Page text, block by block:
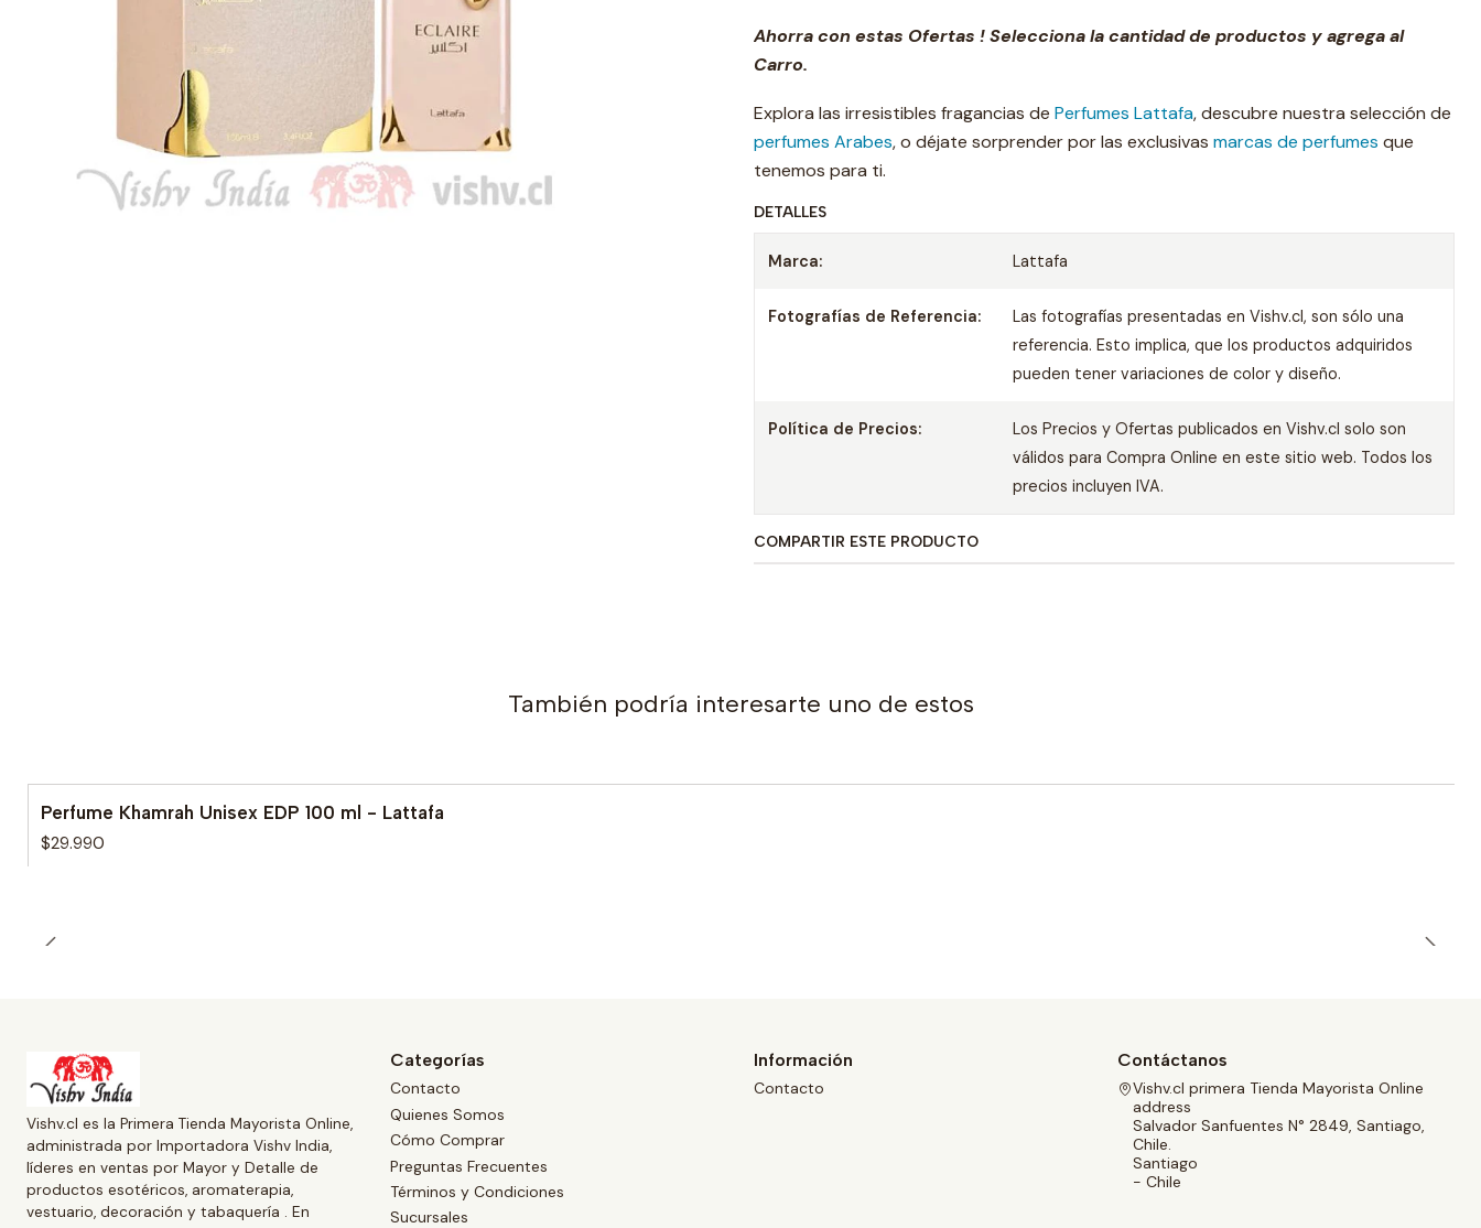
Ahorra con estas Ofertas ! Selecciona la cantidad de productos y agrega al
Carro.
Explora las irresistibles fragancias de Perfumes Lattafa, descubre nuestra selección de
perfumes Arabes, o déjate sorprender por las exclusivas marcas de perfumes que
tenemos para ti.
DETALLES
Marca: Lattafa
Fotografías de Referencia:
Las fotografías presentadas en Vishv.cl, son sólo una
referencia. Esto implica, que los productos adquiridos
pueden tener variaciones de color y diseño.
Política de Precios:
Los Precios y Ofertas publicados en Vishv.cl solo son
válidos para Compra Online en este sitio web. Todos los
precios incluyen IVA.
COMPARTIR ESTE PRODUCTO
También podría interesarte uno de estos
Perfume Khamrah Unisex EDP 100 ml - Lattafa
$29.990
Vishv.cl es la Primera Tienda Mayorista Online,
administrada por Importadora Vishv India,
líderes en ventas por Mayor y Detalle de
productos esotéricos, aromaterapia,
vestuario, decoración y tabaquería . En
Categorías
Contacto
Quienes Somos
Cómo Comprar
Preguntas Frecuentes
Términos y Condiciones
Sucursales
Información
Contacto
Contáctanos
Vishv.cl primera Tienda Mayorista Online
address
Salvador Sanfuentes N° 2849, Santiago,
Chile.
Santiago
- Chile